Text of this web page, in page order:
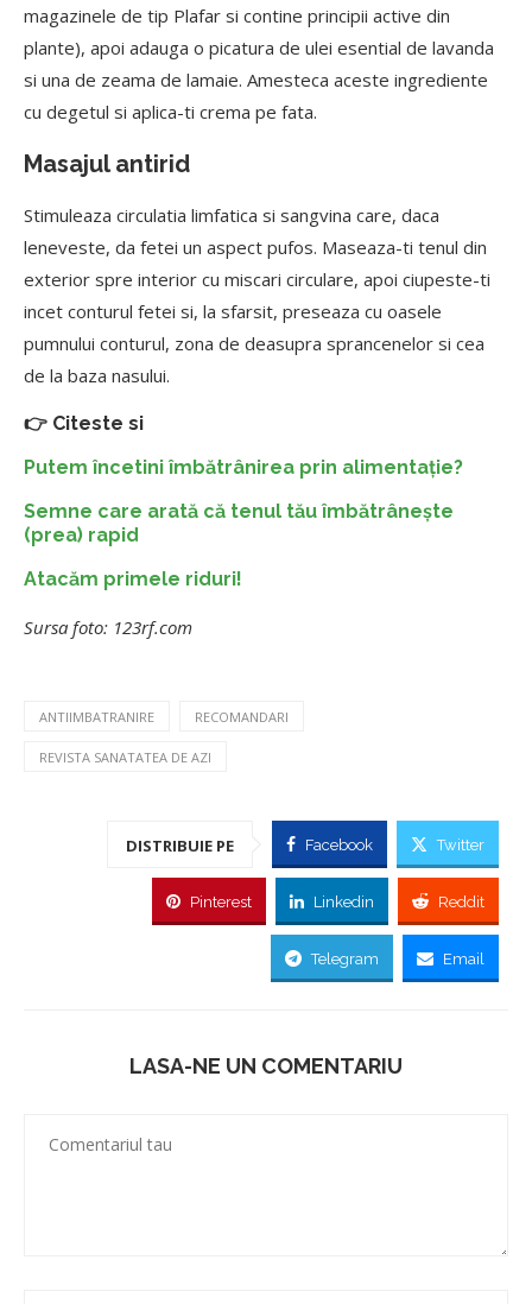
magazinele de tip Plafar si contine principii active din
plante), apoi adauga o picatura de ulei esential de lavanda
si una de zeama de lamaie. Amesteca aceste ingrediente
cu degetul si aplica-ti crema pe fata.
Masajul antirid
Stimuleaza circulatia limfatica si sangvina care, daca
leneveste, da fetei un aspect pufos. Maseaza-ti tenul din
exterior spre interior cu miscari circulare, apoi ciupeste-ti
incet conturul fetei si, la sfarsit, preseaza cu oasele
pumnului conturul, zona de deasupra sprancenelor si cea
de la baza nasului.
👉 Citeste si
Putem încetini îmbătrânirea prin alimentație?
Semne care arată că tenul tău îmbătrânește
(prea) rapid
Atacăm primele riduri!
Sursa foto: 123rf.com
ANTIIMBATRANIRE RECOMANDARI
REVISTA SANATATEA DE AZI
DISTRIBUIE PE Facebook Twitter
Pinterest Linkedin Reddit
Telegram Email
LASA-NE UN COMENTARIU